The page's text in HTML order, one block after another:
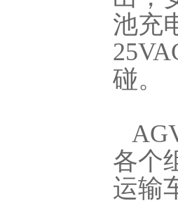
池充
碰。
各个
运输